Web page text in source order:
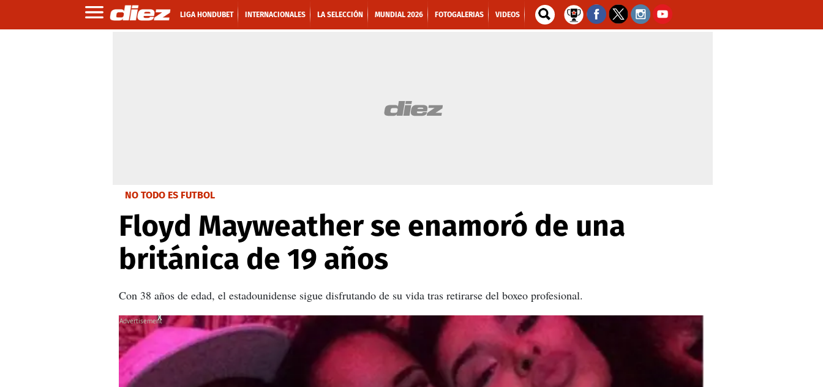
LIGA HONDUBET INTERNACIONALES LA SELECCIÓN MUNDIAL 2026 FOTOGALERIAS VIDEOS
NO TODO ES FUTBOL
Floyd Mayweather se enamoró de una
británica de 19 años
Con 38 años de edad, el estadounidense sigue disfrutando de su vida tras retirarse del boxeo profesional.
X
X
X